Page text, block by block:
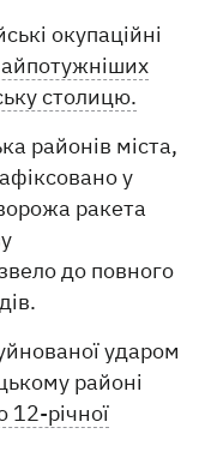
окупаційні
столицю.
районів міста,
у
ракета
до повного
ударом
районі
12-річної